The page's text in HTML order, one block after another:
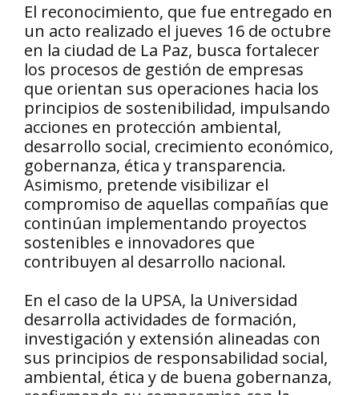
El reconocimiento, que fue entregado en
un acto realizado el jueves 16 de octubre
en la ciudad de La Paz, busca fortalecer
los procesos de gestión de empresas
que orientan sus operaciones hacia los
principios de sostenibilidad, impulsando
acciones en protección ambiental,
desarrollo social, crecimiento económico,
gobernanza, ética y transparencia.
Asimismo, pretende visibilizar el
compromiso de aquellas compañías que
continúan implementando proyectos
sostenibles e innovadores que
contribuyen al desarrollo nacional.
En el caso de la UPSA, la Universidad
desarrolla actividades de formación,
investigación y extensión alineadas con
sus principios de responsabilidad social,
ambiental, ética y de buena gobernanza,